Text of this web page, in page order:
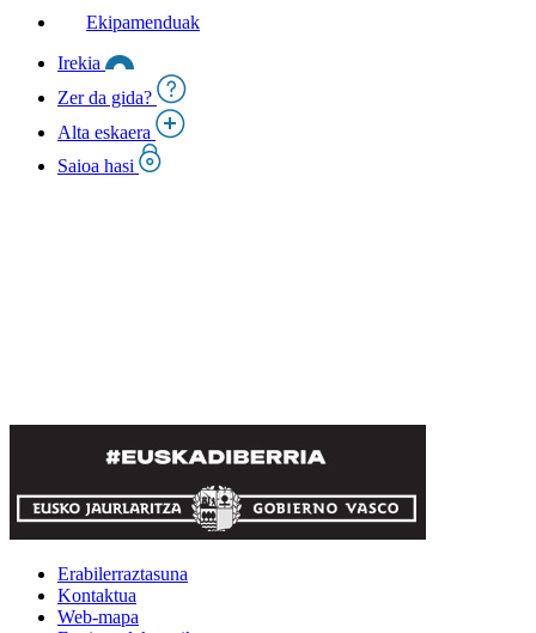
Ekipamenduak
Irekia
Zer da gida?
Alta eskaera
Saioa hasi
Erabilerraztasuna
Kontaktua
Web-mapa